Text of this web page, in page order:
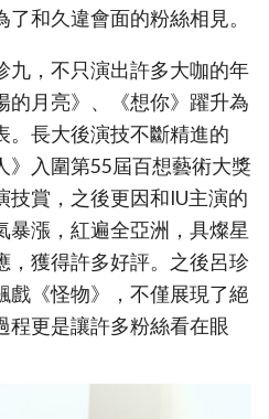
和久違會面的粉絲相見。
九，不只演出許多大咖的年
的月亮》、《想你》躍升為
。長大後演技不斷精進的
》入圍第55屆百想藝術大獎
技賞，之後更因和IU主演的
暴漲，紅遍全亞洲，具燦星
，獲得許多好評。之後呂珍
戲《怪物》，不僅展現了絕
程更是讓許多粉絲看在眼